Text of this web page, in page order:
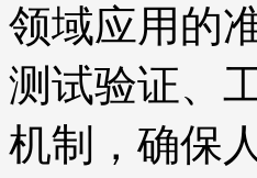
领域应用的
测试验证、
机制，确保